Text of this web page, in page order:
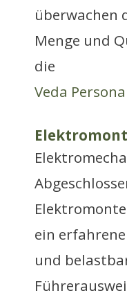
überwachen
Menge und
die
Veda
ein
und